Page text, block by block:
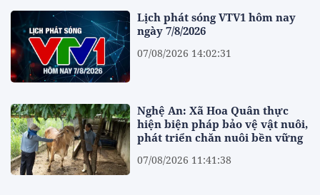
Lịch phát sóng VTV1 hôm nay
ngày 7/8/2026
07/08/2026 14:02:31
Nghệ An: Xã Hoa Quân thực
hiện biện pháp bảo vệ vật nuôi,
phát triển chăn nuôi bền vững
07/08/2026 11:41:38